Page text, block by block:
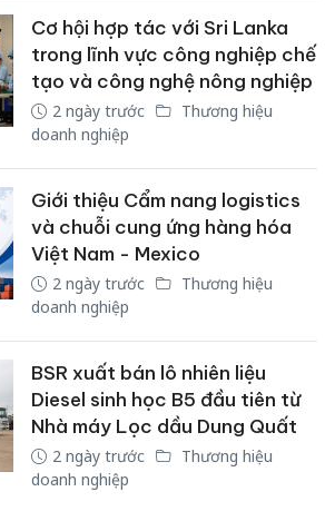
Cơ hội hợp tác với Sri Lanka
trong lĩnh vực công nghiệp chế
tạo và công nghệ nông nghiệp
2 ngày trước
Thương hiệu
doanh nghiệp
Giới thiệu Cẩm nang logistics
và chuỗi cung ứng hàng hóa
Việt Nam - Mexico
2 ngày trước
Thương hiệu
doanh nghiệp
BSR xuất bán lô nhiên liệu
Diesel sinh học B5 đầu tiên từ
Nhà máy Lọc dầu Dung Quất
2 ngày trước
Thương hiệu
doanh nghiệp